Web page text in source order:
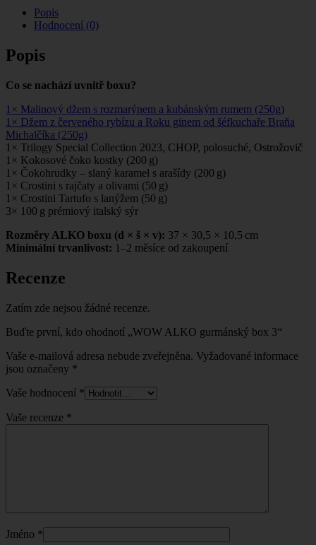
Popis
Hodnocení (0)
Popis
Co se nachází uvnitř boxu?
1× Malinový džem s rozmarýnem a kubánským rumem (250g)
1× Džem z červeného rybízu a Roku ginem od šéfkuchaře Braňa
Michalčíka (250g)
1× Trilogy Special Collection 2023, CHOP, polosuché, Ostrožovič
1× Kokosové čoko kostky (200 g)
1× Čokohrudky – slaný karamel s arašídy (200 g)
1× Crostini s rajčaty a olivami (50 g)
1× Crostini Tartufo s lanýžem (50 g)
3× 100 g prémiový italský sýr
Rozměry ALKO boxu (d × š × v): 37 × 30,5 × 10,5 cm
Minimální trvanlivost: 1–2 měsíce od zakoupení
Recenze
Zatím zde nejsou žádné recenze.
Buďte první, kdo ohodnotí „WOW ALKO gurmánský box 3“
Vaše e-mailová adresa nebude zveřejněna. Vyžadované informace
jsou označeny *
Vaše hodnocení *
Vaše recenze *
Jméno *